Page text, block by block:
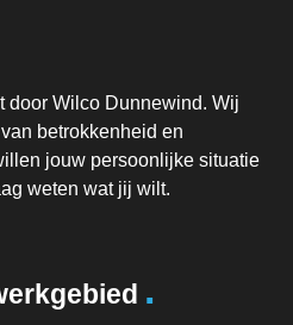
door Wilco Dunnewind. Wij
betrokkenheid en
jouw persoonlijke situatie
weten wat jij wilt.
.